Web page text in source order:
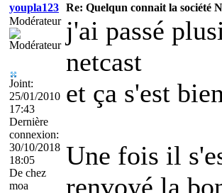
youpla123 Re: Quelqun connait la société
Modérateur
Joint:
25/01/2010
17:43
Dernière
connexion:
30/10/2018
18:05
De chez
moa
j'ai passé
netcast
et ça s'est
Une fois il
renvoyé la